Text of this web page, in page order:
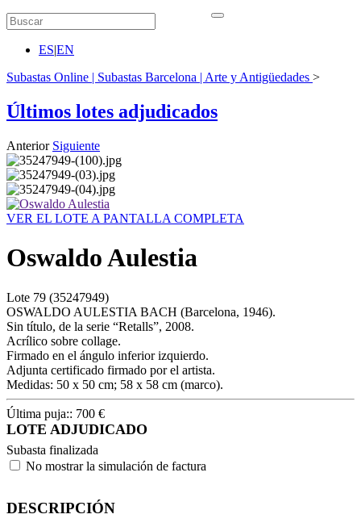
ES|EN
Subastas Online | Subastas Barcelona | Arte y Antigüedades >
Últimos lotes adjudicados
Anterior Siguiente
VER EL LOTE A PANTALLA COMPLETA
Oswaldo Aulestia
Lote 79 (35247949)
OSWALDO AULESTIA BACH (Barcelona, 1946).
Sin título, de la serie “Retalls”, 2008.
Acrílico sobre collage.
Firmado en el ángulo inferior izquierdo.
Adjunta certificado firmado por el artista.
Medidas: 50 x 50 cm; 58 x 58 cm (marco).
Última puja:: 700 €
LOTE ADJUDICADO
Subasta finalizada
No mostrar la simulación de factura
DESCRIPCIÓN